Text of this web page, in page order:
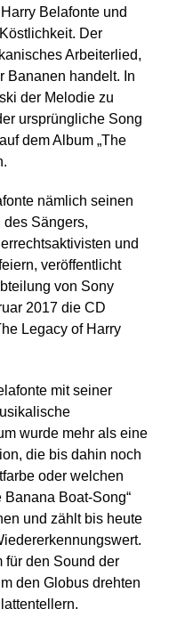
Belafonte und
Der
Arbeiterlied,
Bananen handelt. In
der Melodie zu
ursprüngliche Song
dem Album „The
nämlich seinen
des Sängers,
und
veröffentlicht
von Sony
2017 die CD
Legacy of Harry
mit seiner
wurde mehr als eine
die bis dahin noch
oder welchen
Banana Boat-Song“
und zählt bis heute
für den Sound der
den Globus drehten